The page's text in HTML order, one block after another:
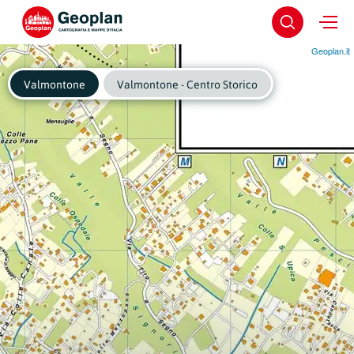
Geoplan.it
Valmontone Valmontone - Centro Storico